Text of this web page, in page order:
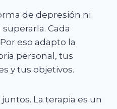
de depresión ni
Cada
eso adapto la
personal, tus
y tus objetivos.
La terapia es un